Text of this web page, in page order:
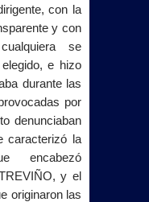
con la
y con
se
e hizo
durante las
por
denunciaban
caracterizó la
encabezó
y el
originaron las